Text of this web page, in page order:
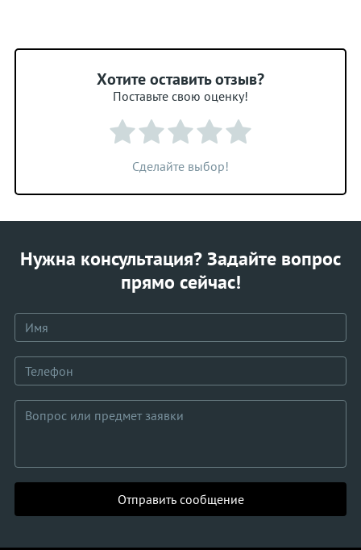
Хотите оставить отзыв?
Поставьте свою оценку!
Сделайте выбор!
Нужна консультация? Задайте вопрос
прямо сейчас!
Отправить сообщение